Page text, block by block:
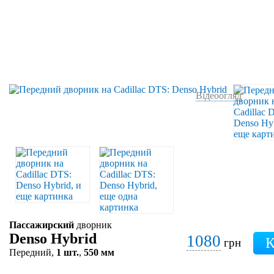
Відеоогляд
Пассажирский дворник
Denso Hybrid
Передний, 1 шт., 550 мм
1080 грн